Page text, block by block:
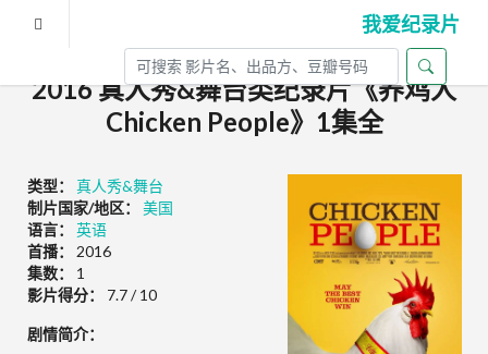
我爱纪录片
2016 真人秀&舞台类纪录片《养鸡人
Chicken People》1集全
类型：
真人秀&舞台
制片国家/地区：
美国
语言：
英语
首播：
2016
集数：
1
影片得分：
7.7 / 10
剧情简介：